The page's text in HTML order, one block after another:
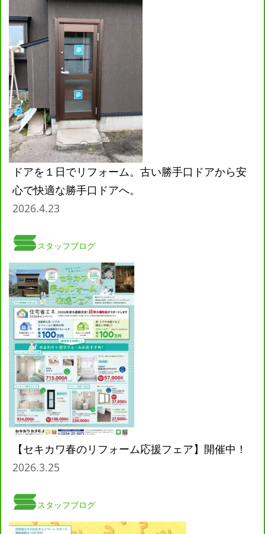
ドアを１日でリフォーム。古い勝手口ドアから安
心で快適な勝手口ドアへ。
2026.4.23
スタッフブログ
【セキカワ春のリフォーム応援フェア】開催中！
2026.3.25
スタッフブログ